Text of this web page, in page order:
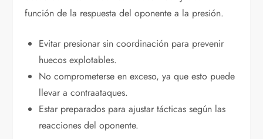
función de la respuesta del oponente a la presión.
Evitar presionar sin coordinación para prevenir
huecos explotables.
No comprometerse en exceso, ya que esto puede
llevar a contraataques.
Estar preparados para ajustar tácticas según las
reacciones del oponente.